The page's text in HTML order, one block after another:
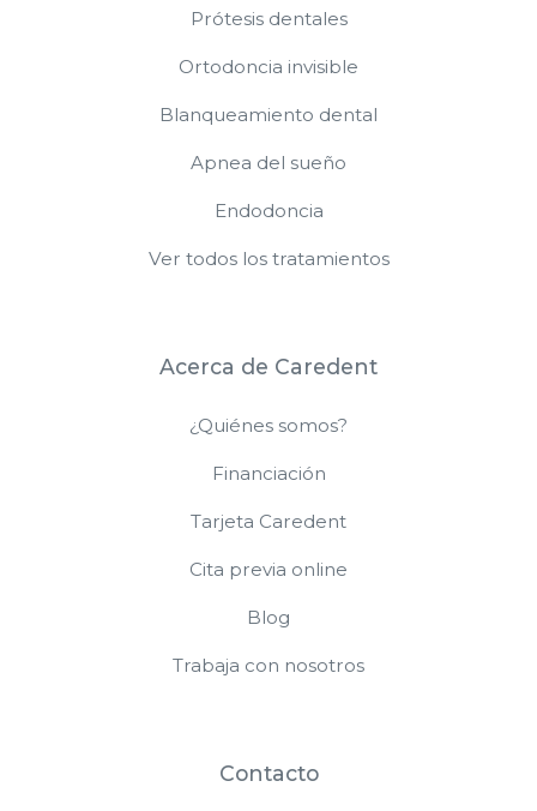
Prótesis dentales
Ortodoncia invisible
Blanqueamiento dental
Apnea del sueño
Endodoncia
Ver todos los tratamientos
Acerca de Caredent
¿Quiénes somos?
Financiación
Tarjeta Caredent
Cita previa online
Blog
Trabaja con nosotros
Contacto